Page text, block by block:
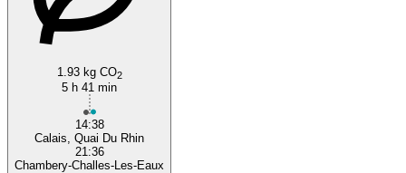
1.93 kg CO2
5 h 41 min
14:38
Calais, Quai Du Rhin
21:36
Chambery-Challes-Les-Eaux